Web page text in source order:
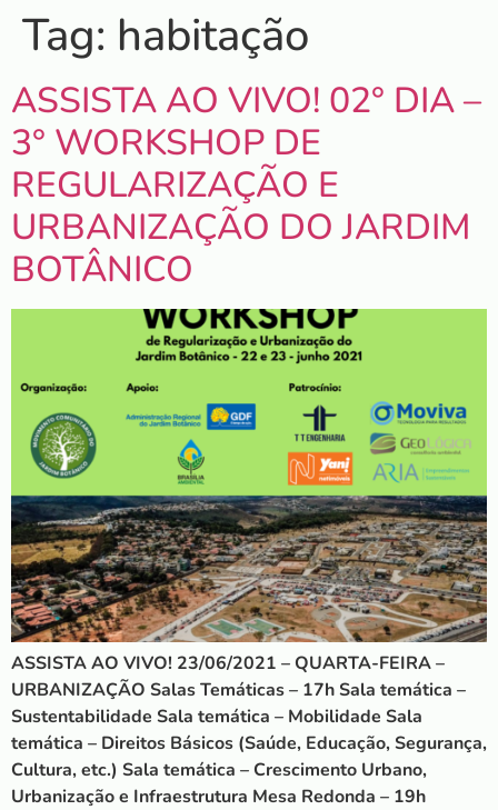
Tag: habitação
ASSISTA AO VIVO! 02° DIA –
3° WORKSHOP DE
REGULARIZAÇÃO E
URBANIZAÇÃO DO JARDIM
BOTÂNICO
ASSISTA AO VIVO! 23/06/2021 – QUARTA-FEIRA –
URBANIZAÇÃO Salas Temáticas – 17h Sala temática –
Sustentabilidade Sala temática – Mobilidade Sala
temática – Direitos Básicos (Saúde, Educação, Segurança,
Cultura, etc.) Sala temática – Crescimento Urbano,
Urbanização e Infraestrutura Mesa Redonda – 19h